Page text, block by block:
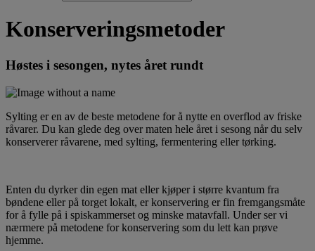
Konserveringsmetoder
Høstes i sesongen, nytes året rundt
Sylting er en av de beste metodene for å nytte en overflod av friske
råvarer. Du kan glede deg over maten hele året i sesong når du selv
konserverer råvarene, med sylting, fermentering eller tørking.
Enten du dyrker din egen mat eller kjøper i større kvantum fra
bøndene eller på torget lokalt, er konservering er fin fremgangsmåte
for å fylle på i spiskammerset og minske matavfall. Under ser vi
nærmere på metodene for konservering som du lett kan prøve
hjemme.